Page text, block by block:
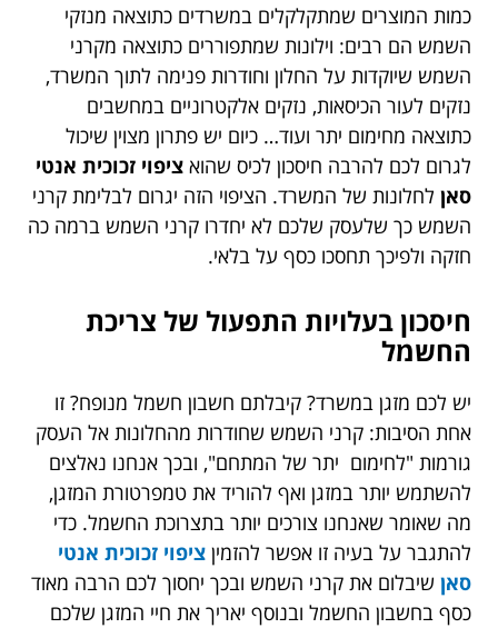
כמות המוצרים שמתקלקלים במשרדים כתוצאה מנזקי
השמש הם רבים: וילונות שמתפוררים כתוצאה מקרני
השמש שיוקדות על החלון וחודרות פנימה לתוך המשרד,
נזקים לעור הכיסאות, נזקים אלקטרוניים במחשבים
כתוצאה מחימום יתר ועוד… כיום יש פתרון מצוין שיכול
לגרום לכם להרבה חיסכון לכיס שהוא ציפוי זכוכית אנטי
סאן לחלונות של המשרד. הציפוי הזה יגרום לבלימת קרני
השמש כך שלעסק שלכם לא יחדרו קרני השמש ברמה כה
חזקה ולפיכך תחסכו כסף על בלאי.
חיסכון בעלויות התפעול של צריכת
החשמל
יש לכם מזגן במשרד? קיבלתם חשבון חשמל מנופח? זו
אחת הסיבות: קרני השמש שחודרות מהחלונות אל העסק
גורמות "לחימום יתר של המתחם", ובכך אנחנו נאלצים
להשתמש יותר במזגן ואף להוריד את טמפרטורת המזגן,
מה שאומר שאנחנו צורכים יותר בתצרוכת החשמל. כדי
להתגבר על בעיה זו אפשר להזמין ציפוי זכוכית אנטי
סאן שיבלום את קרני השמש ובכך יחסוך לכם הרבה מאוד
כסף בחשבון החשמל ובנוסף יאריך את חיי המזגן שלכם